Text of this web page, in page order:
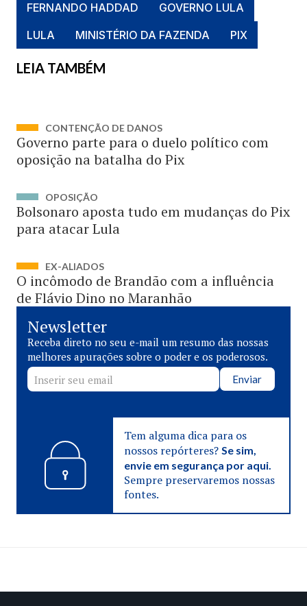
FERNANDO HADDAD
GOVERNO LULA
LULA
MINISTÉRIO DA FAZENDA PIX
LEIA TAMBÉM
CONTENÇÃO DE DANOS
Governo parte para o duelo político com
oposição na batalha do Pix
OPOSIÇÃO
Bolsonaro aposta tudo em mudanças do Pix
para atacar Lula
EX-ALIADOS
O incômodo de Brandão com a influência
de Flávio Dino no Maranhão
Newsletter
Receba direto no seu e-mail um resumo das nossas
melhores apurações sobre o poder e os poderosos.
Enviar
Tem alguma dica para os
nossos repórteres? Se sim,
envie em segurança por aqui.
Sempre preservaremos nossas
fontes.